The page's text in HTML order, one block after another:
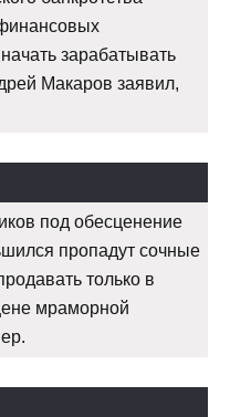
зарабатывать
Макаров заявил,
под обесценение
пропадут сочные
только в
мраморной